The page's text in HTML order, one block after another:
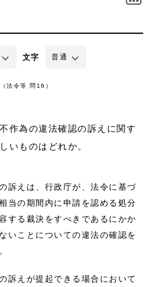
文字
法令等 問16）
作為の違法確認の訴えに関す
いものはどれか。
訴えは、行政庁が、法令に基づ
当の期間内に申請を認める処分
する裁決をすべきであるにかか
いことについての違法の確認を
訴えが提起できる場合において